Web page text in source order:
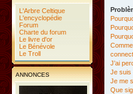
L'Arbre Celtique
L'encyclopédie
Forum
Charte du forum
Le livre d'or
Le Bénévole
Le Troll
ANNONCES
J’ai
Je suis
Je me
Que